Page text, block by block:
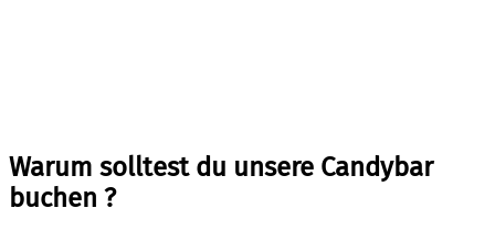
Warum solltest du unsere Candybar
buchen ?